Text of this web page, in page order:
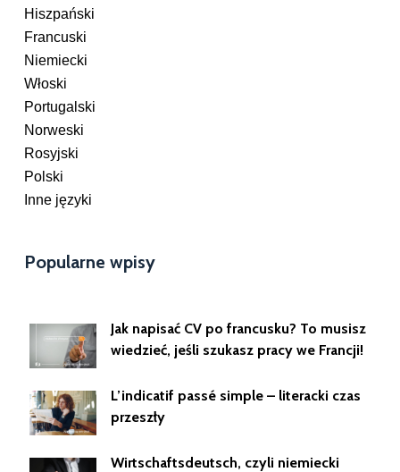
Hiszpański
Francuski
Niemiecki
Włoski
Portugalski
Norweski
Rosyjski
Polski
Inne języki
Popularne wpisy
Jak napisać CV po francusku? To musisz
wiedzieć, jeśli szukasz pracy we Francji!
L’indicatif passé simple – literacki czas
przeszły
Wirtschaftsdeutsch, czyli niemiecki